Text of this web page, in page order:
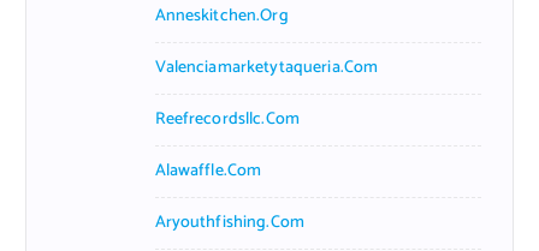
Anneskitchen.org
Valenciamarketytaqueria.com
Reefrecordsllc.com
Alawaffle.com
Aryouthfishing.com